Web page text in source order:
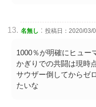
名無し : 投稿日：2020/03/
1000％が明確にヒュー
かぎりでの共闘は現時
サウザー倒してからゼ
たいな